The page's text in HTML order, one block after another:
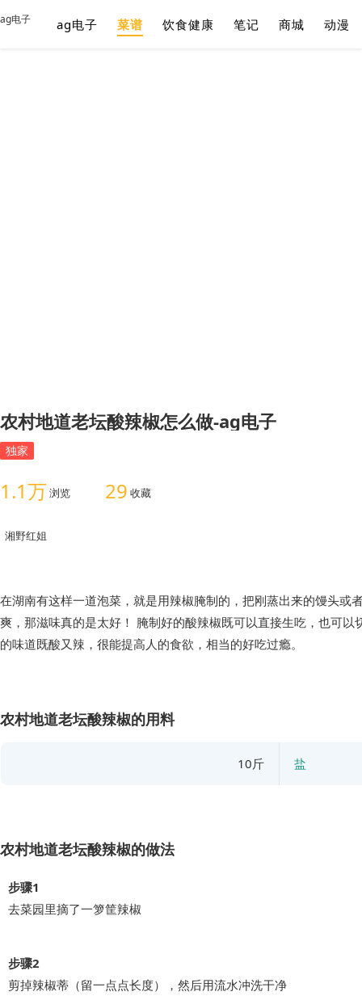
ag电子 ag电子 菜谱 饮食健康 笔记 商城 动漫
农村地道老坛酸辣椒怎么做-ag电子
独家
1.1万 浏览 29 收藏
湘野红姐
在湖南有这样一道泡菜，就是用辣椒腌制的，把刚蒸出来的馒头或
爽，那滋味真的是太好！ 腌制好的酸辣椒既可以直接生吃，也可
的味道既酸又辣，很能提高人的食欲，相当的好吃过瘾。
农村地道老坛酸辣椒的用料
10斤 盐
农村地道老坛酸辣椒的做法
步骤1
去菜园里摘了一箩筐辣椒
步骤2
剪掉辣椒蒂（留一点点长度），然后用流水冲洗干净